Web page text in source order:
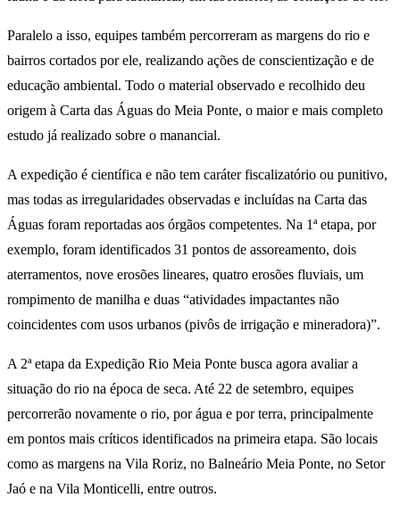
Paralelo a isso, equipes também percorreram as margens do rio e
bairros cortados por ele, realizando ações de conscientização e de
educação ambiental. Todo o material observado e recolhido deu
origem à Carta das Águas do Meia Ponte, o maior e mais completo
estudo já realizado sobre o manancial.
A expedição é científica e não tem caráter fiscalizatório ou punitivo,
mas todas as irregularidades observadas e incluídas na Carta das
Águas foram reportadas aos órgãos competentes. Na 1ª etapa, por
exemplo, foram identificados 31 pontos de assoreamento, dois
aterramentos, nove erosões lineares, quatro erosões fluviais, um
rompimento de manilha e duas “atividades impactantes não
coincidentes com usos urbanos (pivôs de irrigação e mineradora)”.
A 2ª etapa da Expedição Rio Meia Ponte busca agora avaliar a
situação do rio na época de seca. Até 22 de setembro, equipes
percorrerão novamente o rio, por água e por terra, principalmente
em pontos mais críticos identificados na primeira etapa. São locais
como as margens na Vila Roriz, no Balneário Meia Ponte, no Setor
Jaó e na Vila Monticelli, entre outros.